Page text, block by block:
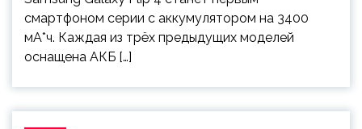
смартфоном серии с аккумулятором на 3400
мА*ч. Каждая из трёх предыдущих моделей
оснащена АКБ […]